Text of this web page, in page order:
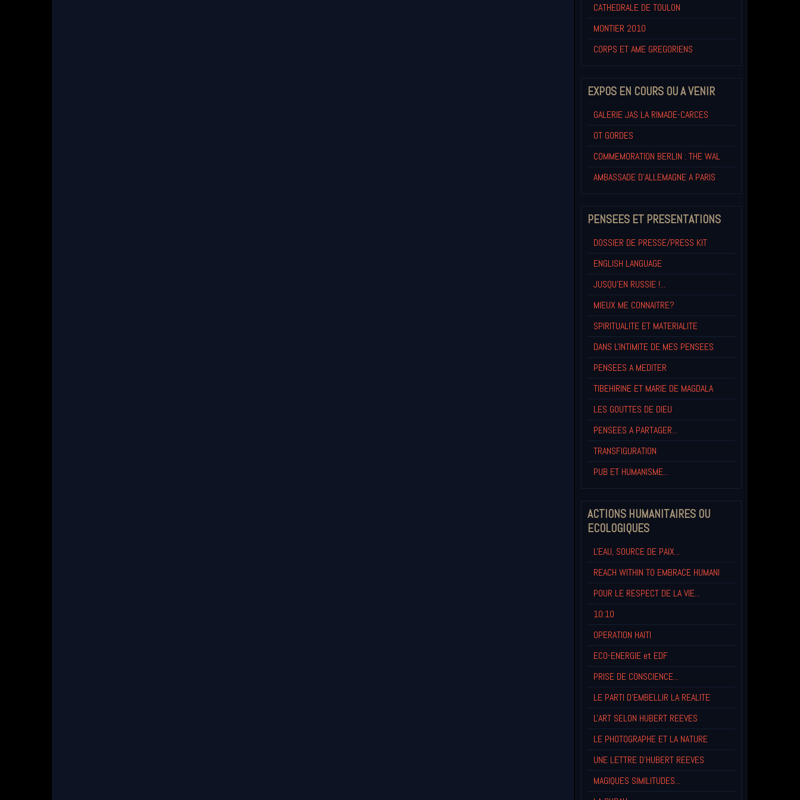
CATHEDRALE DE TOULON
MONTIER 2010
CORPS ET AME GREGORIENS
EXPOS EN COURS OU A VENIR
GALERIE JAS LA RIMADE-CARCES
OT GORDES
COMMEMORATION BERLIN : THE WAL
AMBASSADE D'ALLEMAGNE A PARIS
PENSEES ET PRESENTATIONS
DOSSIER DE PRESSE/PRESS KIT
ENGLISH LANGUAGE
JUSQU'EN RUSSIE !...
MIEUX ME CONNAITRE?
SPIRITUALITE ET MATERIALITE
DANS L'INTIMITE DE MES PENSEES
PENSEES A MEDITER
TIBEHIRINE ET MARIE DE MAGDALA
LES GOUTTES DE DIEU
PENSEES A PARTAGER...
TRANSFIGURATION
PUB ET HUMANISME...
ACTIONS HUMANITAIRES OU
ECOLOGIQUES
L'EAU, SOURCE DE PAIX...
REACH WITHIN TO EMBRACE HUMANI
POUR LE RESPECT DE LA VIE...
10:10
OPERATION HAITI
ECO-ENERGIE et EDF
PRISE DE CONSCIENCE...
LE PARTI D'EMBELLIR LA REALITE
L'ART SELON HUBERT REEVES
LE PHOTOGRAPHE ET LA NATURE
UNE LETTRE D'HUBERT REEVES
MAGIQUES SIMILITUDES...